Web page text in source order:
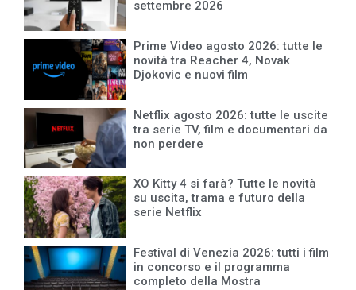
settembre 2026
Prime Video agosto 2026: tutte le
novità tra Reacher 4, Novak
Djokovic e nuovi film
Netflix agosto 2026: tutte le uscite
tra serie TV, film e documentari da
non perdere
XO Kitty 4 si farà? Tutte le novità
su uscita, trama e futuro della
serie Netflix
Festival di Venezia 2026: tutti i film
in concorso e il programma
completo della Mostra